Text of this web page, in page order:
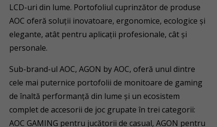
LCD-uri din lume. Portofoliul cuprinzător de produse
AOC oferă soluții inovatoare, ergonomice, ecologice și
elegante, atât pentru aplicații profesionale, cât și
personale.
Sub-brand-ul AOC, AGON by AOC, oferă unul dintre
cele mai puternice portofolii de monitoare de gaming
de înaltă performanță din lume și un ecosistem
complet de accesorii de joc grupate în trei categorii:
AOC GAMING pentru jucătorii de casual, AGON pentru